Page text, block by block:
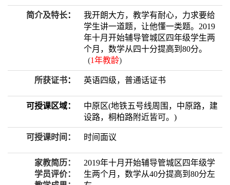
简介及特长：
我开朗大方，教学有耐心，力求要给
学生讲一道题，让他懂一类题。2019
年十月开始辅导管城区四年级学生两
个月，数学从四十分提高到80分。
(1年教龄)
所获证书： 英语四级，普通话证书
可授课区域：
中原区(地铁五号线周围，中原路，建
设路，桐柏路附近皆可。)
可授课时间： 时间面议
家教简历：
学员评价：
2019年十月开始辅导管城区四年级学
生两个月，数学从40分提高到80分左